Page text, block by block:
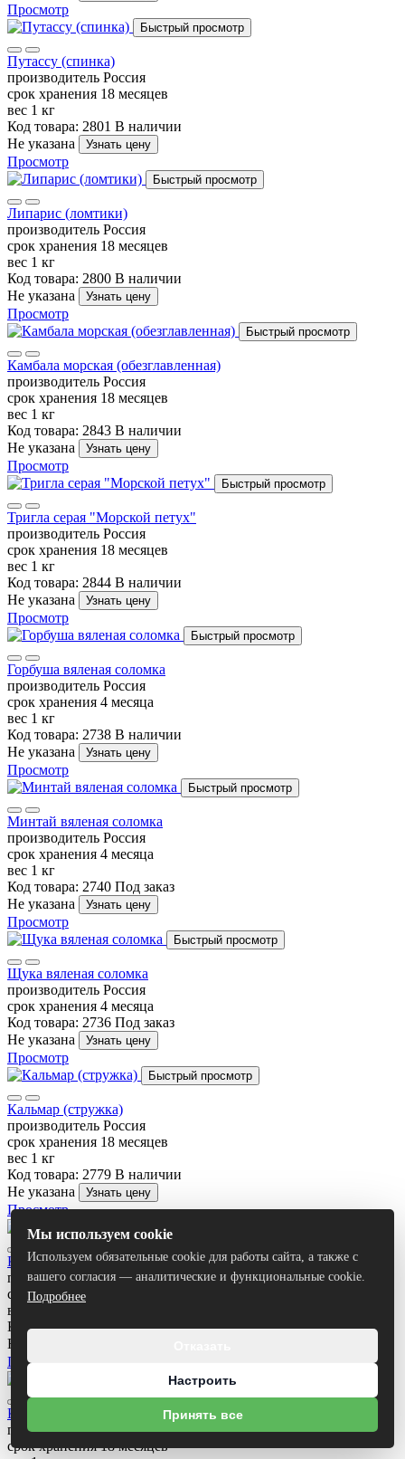
Просмотр
Быстрый просмотр
Путассу (спинка)
производитель Россия
срок хранения 18 месяцев
вес 1 кг
Код товара: 2801 В наличии
Не указана
Узнать цену
Просмотр
Быстрый просмотр
Липарис (ломтики)
производитель Россия
срок хранения 18 месяцев
вес 1 кг
Код товара: 2800 В наличии
Не указана
Узнать цену
Просмотр
Быстрый просмотр
Камбала морская (обезглавленная)
производитель Россия
срок хранения 18 месяцев
вес 1 кг
Код товара: 2843 В наличии
Не указана
Узнать цену
Просмотр
Быстрый просмотр
Тригла серая "Морской петух"
производитель Россия
срок хранения 18 месяцев
вес 1 кг
Код товара: 2844 В наличии
Не указана
Узнать цену
Просмотр
Быстрый просмотр
Горбуша вяленая соломка
производитель Россия
срок хранения 4 месяца
вес 1 кг
Код товара: 2738 В наличии
Не указана
Узнать цену
Просмотр
Быстрый просмотр
Минтай вяленая соломка
производитель Россия
срок хранения 4 месяца
вес 1 кг
Код товара: 2740 Под заказ
Не указана
Узнать цену
Просмотр
Быстрый просмотр
Щука вяленая соломка
производитель Россия
срок хранения 4 месяца
Код товара: 2736 Под заказ
Не указана
Узнать цену
Просмотр
Быстрый просмотр
Кальмар (стружка)
производитель Россия
срок хранения 18 месяцев
вес 1 кг
Код товара: 2779 В наличии
Не указана
Узнать цену
Просмотр
Быстрый просмотр
Кальмар (рваный)
производитель Россия
срок хранения
вес
Код товара: 2778В наличии
Не указана
Просмотр
Кальмар с перцем и кунжутом (рваный)
производитель Россия
срок хранения 18 месяцев
Мы используем cookie
Используем обязательные cookie для работы сайта, а также с
вашего согласия — аналитические и функциональные cookie.
Подробнее
Настроить
Принять все